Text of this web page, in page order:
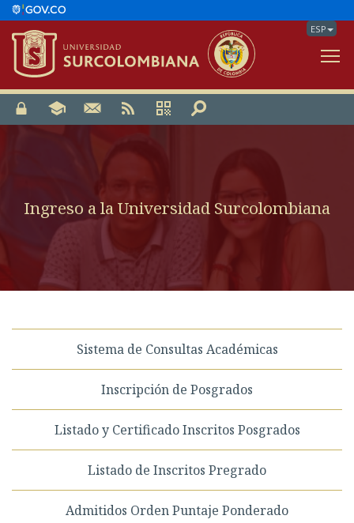
ESP
Ingreso a la Universidad Surcolombiana
Sistema de Consultas Académicas
Inscripción de Posgrados
Listado y Certificado Inscritos Posgrados
Listado de Inscritos Pregrado
Admitidos Orden Puntaje Ponderado